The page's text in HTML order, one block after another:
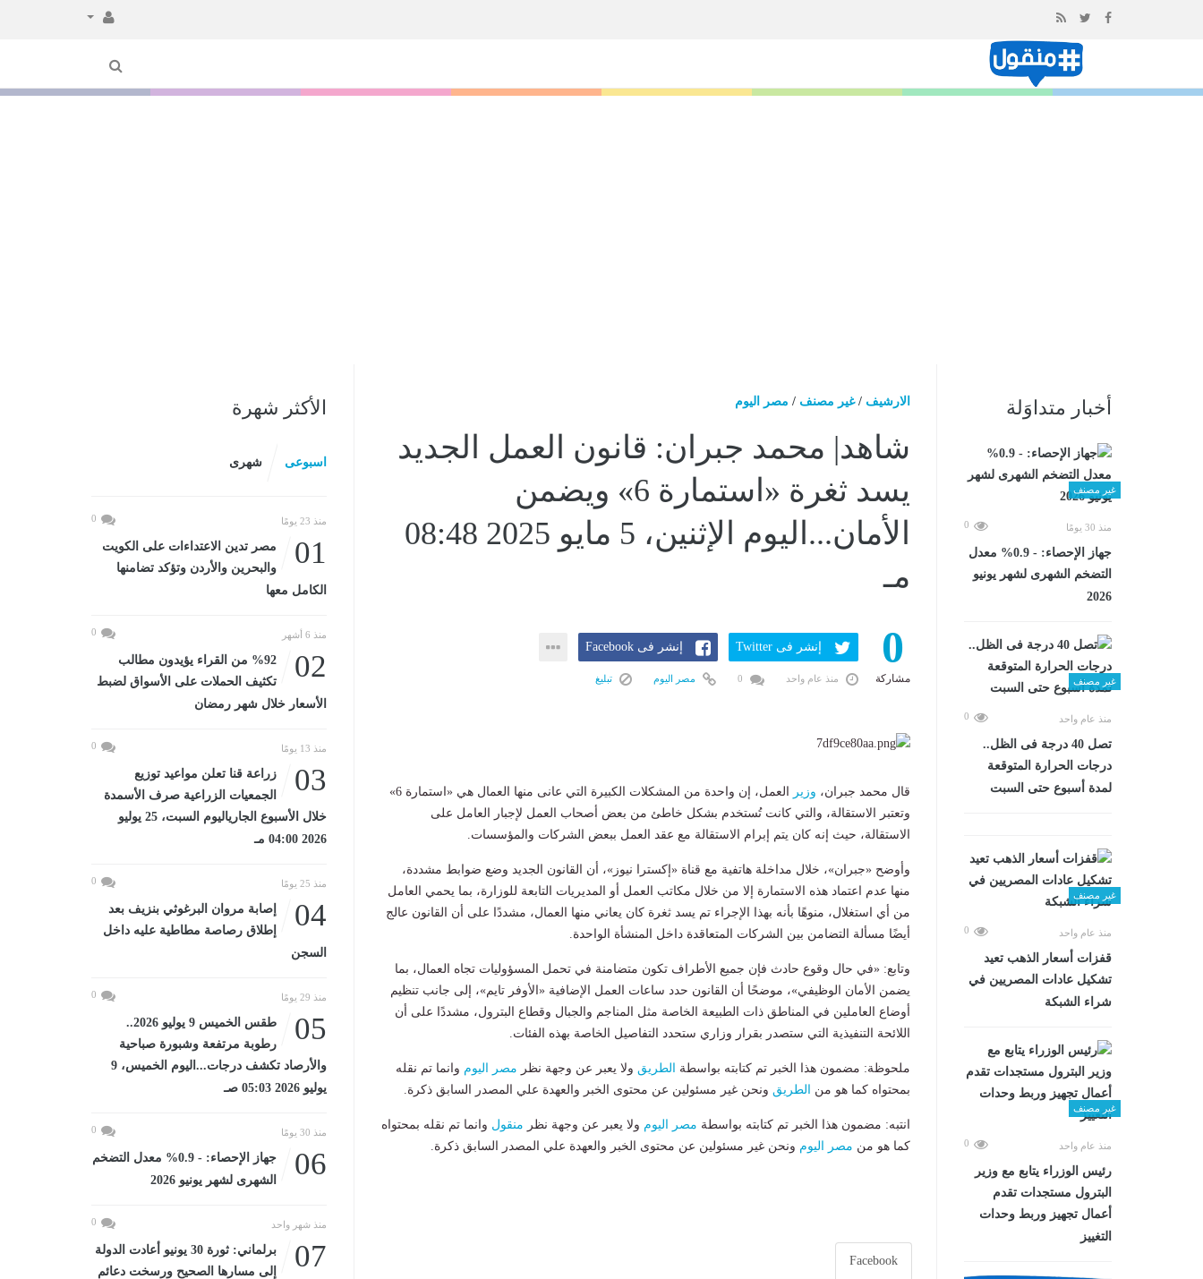
المحتوى
أخبار متداوَلة
غير مصنف
منذ 30 يومًا 0
جهاز الإحصاء: - 0.9% معدل
التضخم الشهرى لشهر يونيو
2026
غير مصنف
منذ عام واحد 0
تصل 40 درجة فى الظل..
درجات الحرارة المتوقعة
لمدة أسبوع حتى السبت
غير مصنف
منذ عام واحد 0
قفزات أسعار الذهب تعيد
تشكيل عادات المصريين في
شراء الشبكة
غير مصنف
منذ عام واحد 0
رئيس الوزراء يتابع مع وزير
البترول مستجدات تقدم
أعمال تجهيز وربط وحدات
التغييز
الارشيف /غير مصنف / مصر اليوم
شاهد| محمد جبران: قانون العمل الجديد
يسد ثغرة «استمارة 6» ويضمن
الأمان...اليوم الإثنين، 5 مايو 2025 08:48
مـ
0
مشاركة
إنشر فى Twitter إنشر فى Facebook
منذ عام واحد مصر اليوم تبليغ
قال محمد جبران، وزير
العمل، إن واحدة من المشكلات الكبيرة التي عانى منها العمال هي «استمارة 6»
وتعتبر الاستقالة، والتي كانت تُستخدم بشكل خاطئ من بعض أصحاب العمل لإجبار العامل على
الاستقالة، حيث إنه كان يتم إبرام الاستقالة مع عقد العمل ببعض الشركات والمؤسسات.
وأوضح «جبران»، خلال مداخلة هاتفية مع قناة «إكسترا نيوز»، أن القانون الجديد وضع ضوابط مشددة،
منها عدم اعتماد هذه الاستمارة إلا من خلال مكاتب العمل أو المديريات التابعة للوزارة، بما يحمي العامل
من أي استغلال، منوهًا بأنه بهذا الإجراء تم يسد ثغرة كان يعاني منها العمال، مشددًا على أن القانون عالج
أيضًا مسألة التضامن بين الشركات المتعاقدة داخل المنشأة الواحدة.
وتابع: «في حال وقوع حادث فإن جميع الأطراف تكون متضامنة في تحمل المسؤوليات تجاه العمال، بما
يضمن الأمان الوظيفي»، موضحًا أن القانون حدد ساعات العمل الإضافية «الأوفر تايم»، إلى جانب تنظيم
أوضاع العاملين في المناطق ذات الطبيعة الخاصة مثل المناجم والجبال وقطاع البترول، مشددًا على أن
اللائحة التنفيذية التي ستصدر بقرار وزاري ستحدد التفاصيل الخاصة بهذه الفئات.
ملحوظة: مضمون هذا الخبر تم كتابته بواسطة الطريق ولا يعبر عن وجهة نظر مصر اليوم وانما تم نقله
بمحتواه كما هو من
الطريق ونحن غير مسئولين عن محتوى الخبر والعهدة علي المصدر السابق ذكرة.
انتبه: مضمون هذا الخبر تم كتابته بواسطة مصر اليوم ولا يعبر عن وجهة نظر منقول وانما تم نقله بمحتواه
كما هو من مصر اليوم ونحن غير مسئولين عن محتوى الخبر والعهدة علي المصدر السابق ذكرة.
Facebook
الأكثر شهرة
اسبوعى شهرى
منذ 23 يومًا 0
01
مصر تدين الاعتداءات على الكويت
والبحرين والأردن وتؤكد تضامنها
الكامل معها
منذ 6 أشهر 0
02
%92 من القراء يؤيدون مطالب
تكثيف الحملات على الأسواق لضبط
الأسعار خلال شهر رمضان
منذ 13 يومًا 0
03
زراعة قنا تعلن مواعيد توزيع
الجمعيات الزراعية صرف الأسمدة
خلال الأسبوع الجارياليوم السبت، 25 يوليو
2026 04:00 مـ
منذ 25 يومًا 0
04
إصابة مروان البرغوثي بنزيف بعد
إطلاق رصاصة مطاطية عليه داخل
السجن
منذ 29 يومًا 0
05
طقس الخميس 9 يوليو 2026..
رطوبة مرتفعة وشبورة صباحية
والأرصاد تكشف درجات...اليوم الخميس، 9
يوليو 2026 05:03 صـ
منذ 30 يومًا 0
06
جهاز الإحصاء: - 0.9% معدل التضخم
الشهرى لشهر يونيو 2026
منذ شهر واحد 0
07
برلماني: ثورة 30 يونيو أعادت الدولة
إلى مسارها الصحيح ورسخت دعائم